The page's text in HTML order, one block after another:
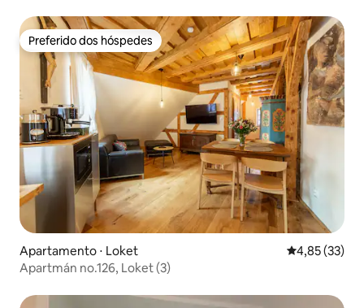
Preferido dos hóspedes
Preferido dos hóspedes
Apartamento ⋅ Loket 4,85 de uma
4,85 (33)
Apartmán no.126, Loket (3)